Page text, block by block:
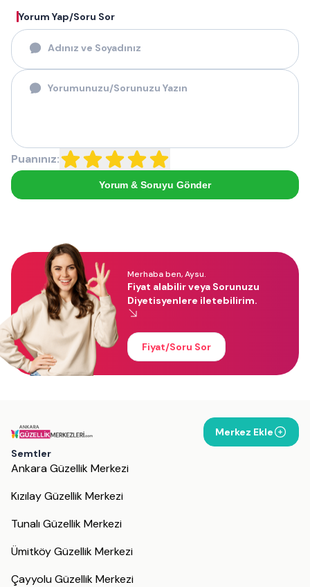
Yorum Yap/Soru Sor
Puanınız:
Yorum & Soruyu Gönder
Merhaba ben, Aysu.
Fiyat alabilir veya Sorunuzu
Diyetisyenlere iletebilirim.
Fiyat/Soru Sor
Merkez Ekle
Semtler
Ankara Güzellik Merkezi
Kızılay Güzellik Merkezi
Tunalı Güzellik Merkezi
Ümitköy Güzellik Merkezi
Çayyolu Güzellik Merkezi